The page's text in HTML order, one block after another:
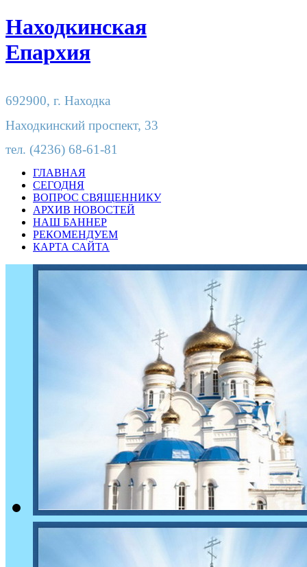
Находкинская
Епархия
692900, г. Находка
Находкинский проспект, 33
тел. (4236) 68-61-81
ГЛАВНАЯ
СЕГОДНЯ
ВОПРОС СВЯЩЕННИКУ
АРХИВ НОВОСТЕЙ
НАШ БАННЕР
РЕКОМЕНДУЕМ
КАРТА САЙТА